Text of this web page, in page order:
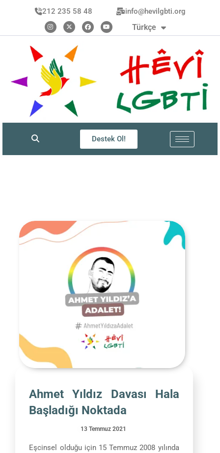
212 235 58 48 info@hevilgbti.org
Türkçe
العربية
فارسی
Destek Ol!
Ahmet Yıldız Davası Hala
Başladığı Noktada
13 Temmuz 2021
Eşcinsel olduğu için 15 Temmuz 2008 yılında